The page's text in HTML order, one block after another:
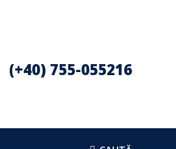
(+40) 755-055216